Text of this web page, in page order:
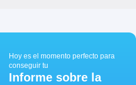
Hoy es el momento perfecto para
conseguir tu
Informe sobre la